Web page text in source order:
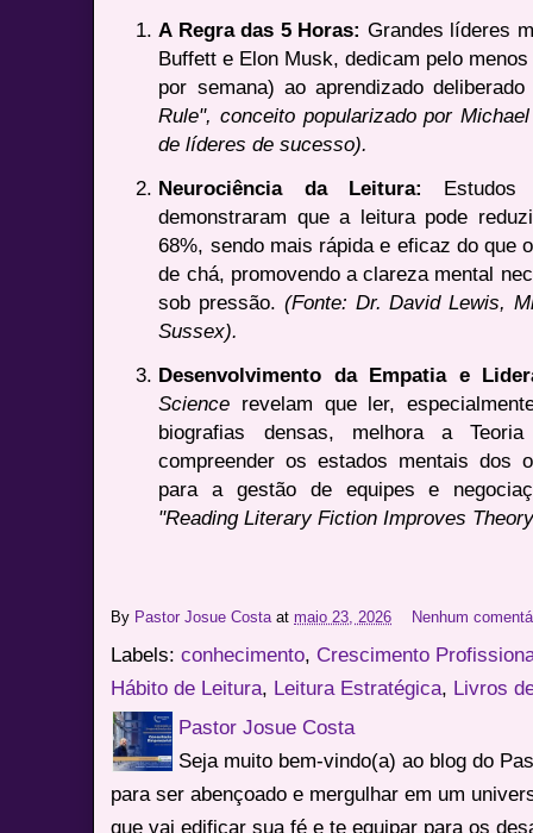
A Regra das 5 Horas: Grandes líderes
Buffett e Elon Musk, dedicam pelo
por semana) ao aprendizado
Rule", conceito popularizado por
de líderes de sucesso).
Neurociência da Leitura: Estudos
demonstraram que a leitura pode
68%, sendo mais rápida e eficaz do que
de chá, promovendo a clareza mental
sob pressão. (Fonte: Dr. David Lewis,
Sussex).
Desenvolvimento da Empatia e
Science revelam que ler,
biografias densas, melhora a
compreender os estados mentais dos
para a gestão de equipes e
"Reading Literary Fiction Improves
By Pastor Josue Costa atmaio 23, 2026 Nenhum
Labels:conhecimento, Crescimento
Hábito de Leitura, Leitura Estratégica, Livros
Pastor Josue Costa
Seja muito bem-vindo(a) ao blog do
para ser abençoado e mergulhar em um
que vai edificar sua fé e te equipar para os